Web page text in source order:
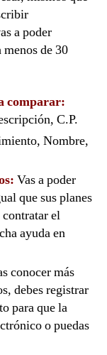
a poder
menos de 30
comparar:
C.P.
Nombre,
Vas a poder
que sus planes
contratar el
ayuda en
conocer más
debes registrar
para que la
o puedas